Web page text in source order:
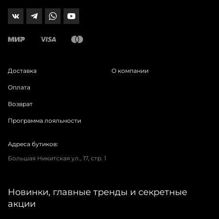
Доставка
Оплата
Возврат
Программа лояльности
О компании
Адреса бутиков:
Большая Никитская ул., 17, стр. 1
Новинки, главные тренды и секретные
акции